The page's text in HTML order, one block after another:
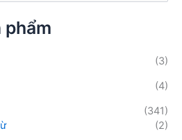
phẩm
(3)
(4)
(341)
(2)